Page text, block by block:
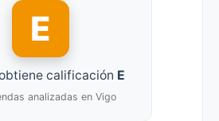
E
calificación E
analizadas en Vigo